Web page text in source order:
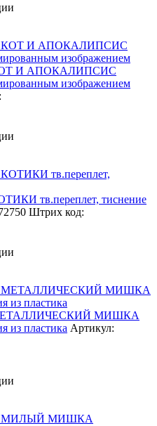
КОТ И АПОКАЛИПСИС
изображением
тв.переплет, тиснение
Штрих код:
МЕТАЛЛИЧЕСКИЙ МИШКА
из пластика Артикул: